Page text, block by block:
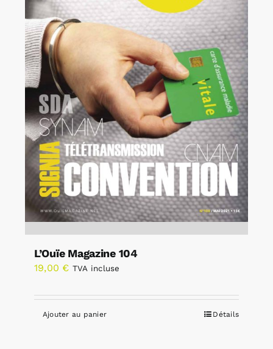
L’Ouïe Magazine 104
19,00 € TVA incluse
Ajouter au panier Détails